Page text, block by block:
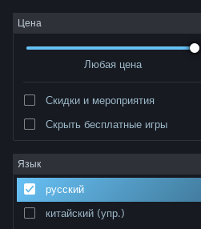
Войти
Сообщество
Информация
Поддержка
Цена
Любая цена
Скидки и мероприятия
Скрыть бесплатные игры
Язык
русский
китайский (упр.)
Разработчик: VRotein
Сортировать по